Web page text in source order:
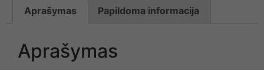
Aprašymas Papildoma informacija
Aprašymas